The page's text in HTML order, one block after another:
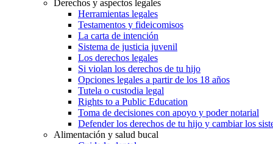
Derechos y aspectos legales
Herramientas legales
Testamentos y fideicomisos
La carta de intención
Sistema de justicia juvenil
Los derechos legales
Si violan los derechos de tu hijo
Opciones legales a partir de los 18 años
Tutela o custodia legal
Rights to a Public Education
Toma de decisiones con apoyo y poder notarial
Defender los derechos de tu hijo y cambiar los
Alimentación y salud bucal